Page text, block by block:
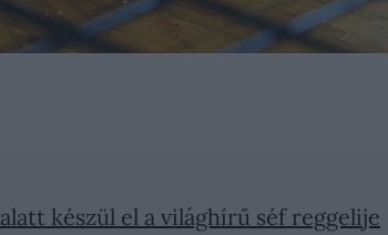
készül el a világhírű séf reggelije